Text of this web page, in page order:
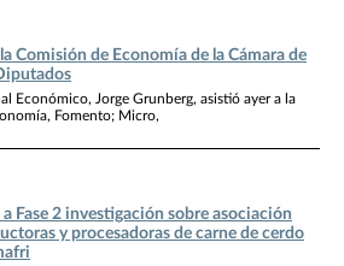
Comisión de Economía de la Cámara de
Económico, Jorge Grunberg, asistió ayer a la
Fomento; Micro,
a Fase 2 investigación sobre asociación
y procesadoras de carne de cerdo